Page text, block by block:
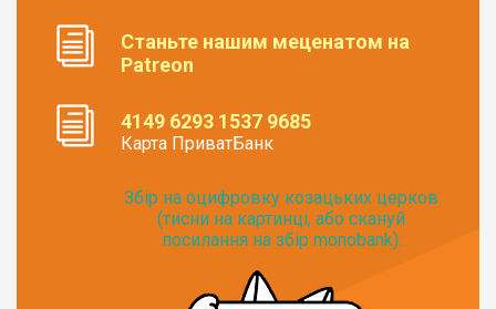
Станьте нашим меценатом на
Patreon
4149 6293 1537 9685
Карта ПриватБанк
Збір на оцифровку козацьких церков
(тисни на картинці, або скануй
посилання на збір monobank):